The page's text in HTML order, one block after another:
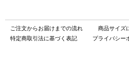
ご注文からお届けまでの流れ
商品サイズ
特定商取引法に基づく表記
プライバシー